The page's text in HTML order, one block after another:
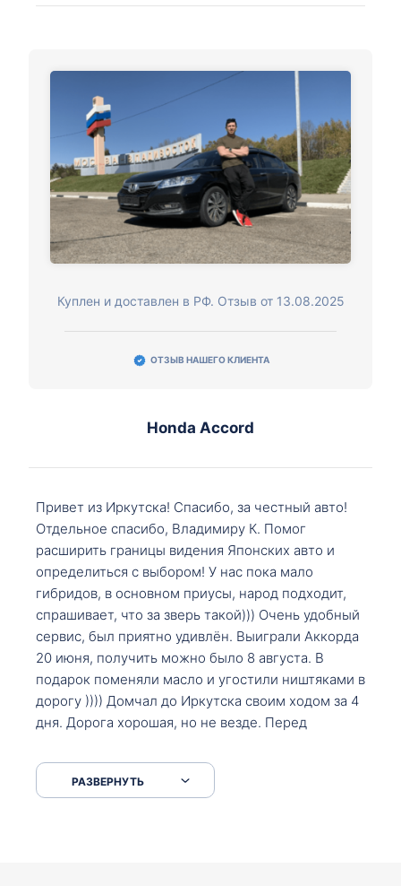
Куплен и доставлен в РФ. Отзыв от 13.08.2025
ОТЗЫВ НАШЕГО КЛИЕНТА
Honda Accord
Привет из Иркутска! Спасибо, за честный авто!
Отдельное спасибо, Владимиру К. Помог
расширить границы видения Японских авто и
определиться с выбором! У нас пока мало
гибридов, в основном приусы, народ подходит,
спрашивает, что за зверь такой))) Очень удобный
сервис, был приятно удивлён. Выиграли Аккорда
20 июня, получить можно было 8 августа. В
подарок поменяли масло и угостили ништяками в
дорогу )))) Домчал до Иркутска своим ходом за 4
дня. Дорога хорошая, но не везде. Перед
серпантинах по пути следования.
РАЗВЕРНУТЬ